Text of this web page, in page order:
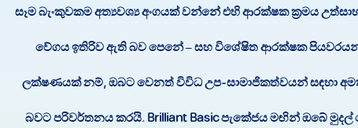
සෑම බැංකුවකම අත්‍යවශ්‍ය අංගයක් වන්නේ එහි ආරක්ෂක ක්‍රමය
වේගය ඉතිරිව ඇති බව පෙනේ – සහ විශේෂිත ආරක්ෂක පියවරයන්
ලක්ෂණයක් නම්, ඔබට වෙනත් විවිධ උප-සාමාජිකත්වයන් සඳහා
බවට පරිවර්තනය කරයි. Brilliant Basic පැකේජය මඟින් ඔබේ